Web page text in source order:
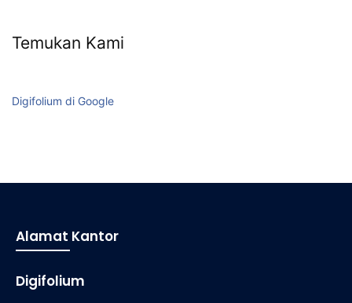
Temukan Kami
Digifolium di Google
Alamat Kantor
Digifolium